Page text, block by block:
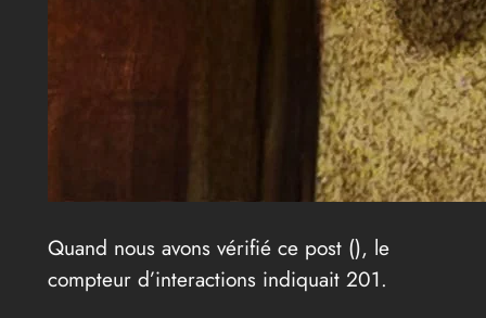
Quand nous avons vérifié ce post (), le
compteur d’interactions indiquait 201.